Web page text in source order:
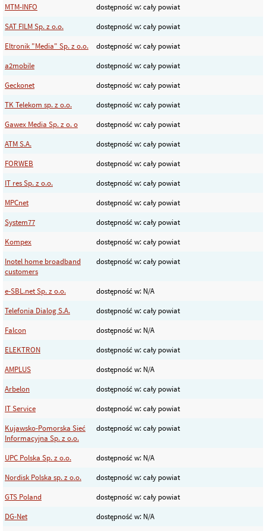
MTM-INFO
dostępność w: cały powiat
SAT FILM Sp. z o.o.
dostępność w: cały powiat
Eltronik "Media" Sp. z o.o.
dostępność w: cały powiat
a2mobile
dostępność w: cały powiat
Geckonet
dostępność w: cały powiat
TK Telekom sp. z o.o.
dostępność w: cały powiat
Gawex Media Sp. z o. o
dostępność w: cały powiat
ATM S.A.
dostępność w: cały powiat
FORWEB
dostępność w: cały powiat
IT res Sp. z o.o.
dostępność w: cały powiat
MPCnet
dostępność w: cały powiat
System77
dostępność w: cały powiat
Kompex
dostępność w: cały powiat
Inotel home broadband
customers
dostępność w: cały powiat
e-SBL.net Sp. z o.o.
dostępność w: N/A
Telefonia Dialog S.A.
dostępność w: cały powiat
Falcon
dostępność w: N/A
ELEKTRON
dostępność w: cały powiat
AMPLUS
dostępność w: N/A
Arbelon
dostępność w: cały powiat
IT Service
dostępność w: cały powiat
Kujawsko-Pomorska Sieć
Informacyjna Sp. z o.o.
dostępność w: cały powiat
UPC Polska Sp. z o.o.
dostępność w: N/A
Nordisk Polska sp. z o.o.
dostępność w: cały powiat
GTS Poland
dostępność w: cały powiat
DG-Net
dostępność w: N/A